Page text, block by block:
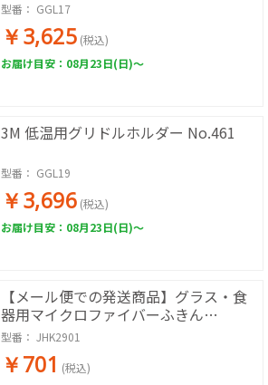
型番： GGL17
￥3,625 (税込)
お届け目安：08月23日(日)～
3M 低温用グリドルホルダー No.461
型番： GGL19
￥3,696 (税込)
お届け目安：08月23日(日)～
【メール便での発送商品】グラス・食
器用マイクロファイバーふきん
(No.2012LW)
型番： JHK2901
￥701 (税込)